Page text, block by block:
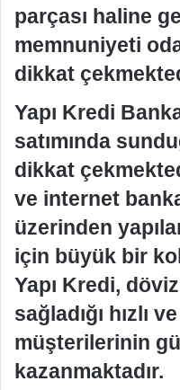
parçası haline
memnuniyeti
dikkat
Yapı Kredi
satımında
dikkat
ve internet
üzerinden
için büyük bir
Yapı Kredi, döviz
sağladığı hızlı
müşterilerinin
kazanmaktadır.